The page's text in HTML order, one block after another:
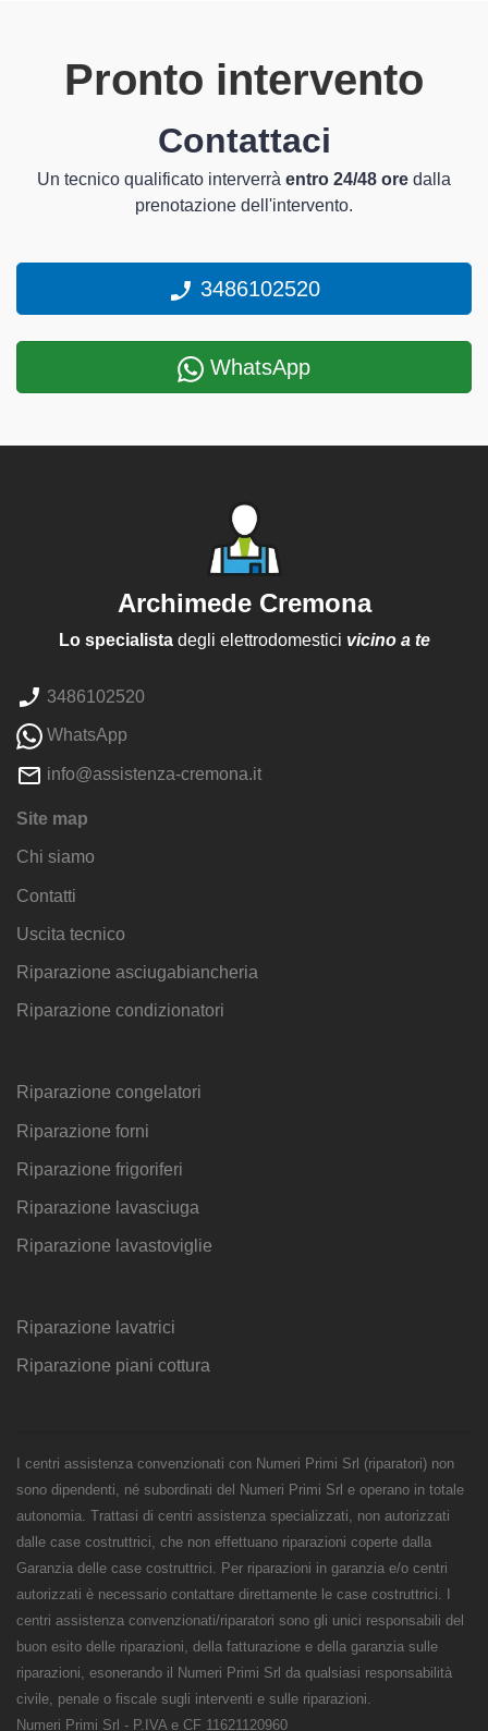
Pronto intervento
Contattaci
Un tecnico qualificato interverrà entro 24/48 ore dalla
prenotazione dell'intervento.
3486102520
WhatsApp
Archimede Cremona
Lo specialistadegli elettrodomestici vicino a te
3486102520
WhatsApp
info@assistenza-cremona.it
Site map
Chi siamo
Contatti
Uscita tecnico
Riparazione asciugabiancheria
Riparazione condizionatori
Riparazione congelatori
Riparazione forni
Riparazione frigoriferi
Riparazione lavasciuga
Riparazione lavastoviglie
Riparazione lavatrici
Riparazione piani cottura
I centri assistenza convenzionati con Numeri Primi Srl (riparatori) non
sono dipendenti, né subordinati del Numeri Primi Srl e operano in totale
autonomia. Trattasi di centri assistenza specializzati, non autorizzati
dalle case costruttrici, che non effettuano riparazioni coperte dalla
Garanzia delle case costruttrici. Per riparazioni in garanzia e/o centri
autorizzati è necessario contattare direttamente le case costruttrici. I
centri assistenza convenzionati/riparatori sono gli unici responsabili del
buon esito delle riparazioni, della fatturazione e della garanzia sulle
riparazioni, esonerando il Numeri Primi Srl da qualsiasi responsabilità
civile, penale o fiscale sugli interventi e sulle riparazioni.
Numeri Primi Srl - P.IVA e CF 11621120960